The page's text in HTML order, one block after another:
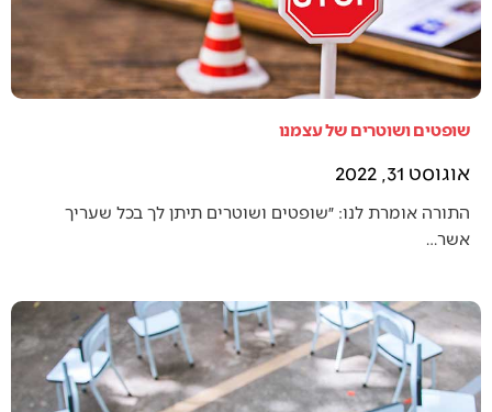
שופטים ושוטרים של עצמנו
אוגוסט 31, 2022
התורה אומרת לנו: ״שופטים ושוטרים תיתן לך בכל שעריך
אשר…